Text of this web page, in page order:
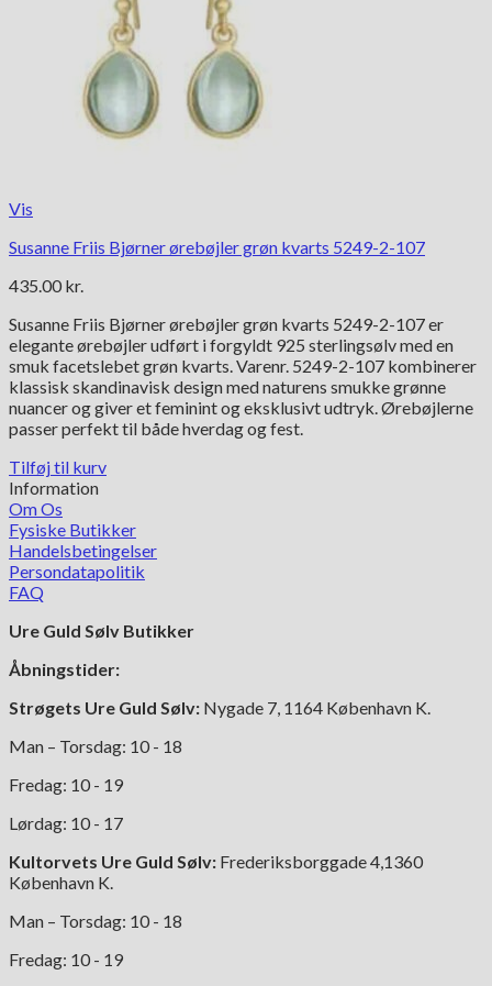
Vis
Susanne Friis Bjørner ørebøjler grøn kvarts 5249-2-107
435.00 kr.
Susanne Friis Bjørner ørebøjler grøn kvarts 5249-2-107 er
elegante ørebøjler udført i forgyldt 925 sterlingsølv med en
smuk facetslebet grøn kvarts. Varenr. 5249-2-107 kombinerer
klassisk skandinavisk design med naturens smukke grønne
nuancer og giver et feminint og eksklusivt udtryk. Ørebøjlerne
passer perfekt til både hverdag og fest.
Tilføj til kurv
Information
Om Os
Fysiske Butikker
Handelsbetingelser
Persondatapolitik
FAQ
Ure Guld Sølv Butikker
Åbningstider:
Strøgets Ure Guld Sølv: Nygade 7, 1164 København K.
Man – Torsdag: 10 - 18
Fredag: 10 - 19
Lørdag: 10 - 17
Kultorvets Ure Guld Sølv: Frederiksborggade 4,1360
København K.
Man – Torsdag: 10 - 18
Fredag: 10 - 19